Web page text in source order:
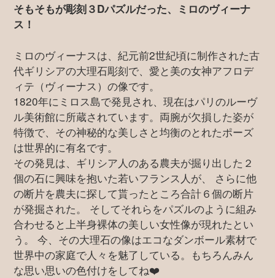
そもそもが彫刻３Dパズルだった、ミロのヴィーナ
ス！
ミロのヴィーナスは、紀元前2世紀頃に制作された古
代ギリシアの大理石彫刻で、愛と美の女神アフロデ
ィテ（ヴィーナス）の像です。
1820年にミロス島で発見され、現在はパリのルーヴ
ル美術館に所蔵されています。両腕が欠損した姿が
特徴で、その神秘的な美しさと均衡のとれたポーズ
は世界的に有名です。
その発見は、ギリシア人のある農夫が掘り出した２
個の石に興味を抱いた若いフランス人が、 さらに他
の断片を農夫に探して貰ったところ合計６個の断片
が発掘された。 そしてそれらをパズルのように組み
合わせると上半身裸体の美しい女性像が現れたとい
う。 今、その大理石の像はエコなダンボール素材で
世界中の家庭で人々を魅了している。もちろんみん
な思い思いの色付けをしてね❤️